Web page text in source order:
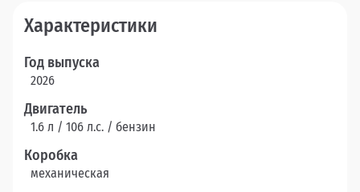
Характеристики
Год выпуска
2026
Двигатель
1.6 л / 106 л.c. / бензин
Коробка
механическая